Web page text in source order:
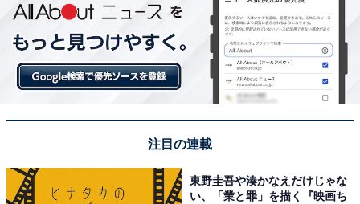
注目の連載
東野圭吾や湊かなえだけじゃな
い、「業と罪」を描く『映画ち